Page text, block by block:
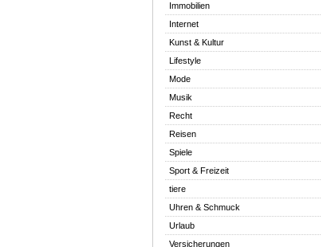
Immobilien
Internet
Kunst & Kultur
Lifestyle
Mode
Musik
Recht
Reisen
Spiele
Sport & Freizeit
tiere
Uhren & Schmuck
Urlaub
Versicherungen